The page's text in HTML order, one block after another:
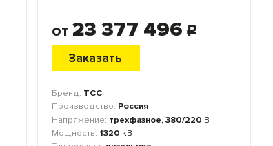
от 23 377 496 c
Заказать
Бренд: ТСС
Производство: Россия
Напряжение: трехфазное, 380/220 В
Мощность: 1320 кВт